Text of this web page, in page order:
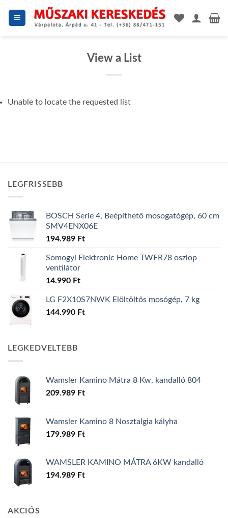
View a List
Unable to locate the requested list
LEGFRISSEBB
BOSCH Serie 4, Beépíthető mosogatógép, 60 cm
SMV4ENX06E
194.989 Ft
Somogyi Elektronic Home TWFR78 oszlop
ventilátor
14.990 Ft
LG F2X10S7NWK Elöltöltős mosógép, 7 kg
144.990 Ft
LEGKEDVELTEBB
Wamsler Kamino Mátra 8 Kw, kandalló 804
209.989 Ft
Wamsler Kamino 8 Nosztalgia kályha
179.989 Ft
WAMSLER KAMINO MÁTRA 6KW kandalló
194.989 Ft
AKCIÓS